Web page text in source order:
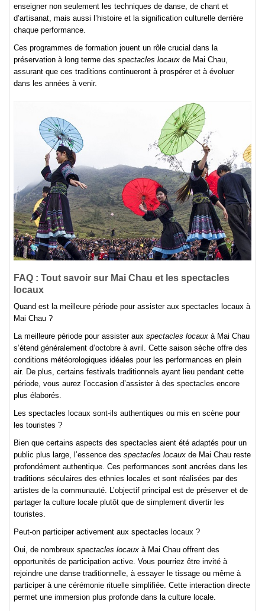
enseigner non seulement les techniques de danse, de chant et
d’artisanat, mais aussi l’histoire et la signification culturelle derrière
chaque performance.
Ces programmes de formation jouent un rôle crucial dans la
préservation à long terme des spectacles locaux de Mai Chau,
assurant que ces traditions continueront à prospérer et à évoluer
dans les années à venir.
FAQ : Tout savoir sur Mai Chau et les spectacles
locaux
Quand est la meilleure période pour assister aux spectacles locaux à
Mai Chau ?
La meilleure période pour assister aux spectacles locaux à Mai Chau
s’étend généralement d’octobre à avril. Cette saison sèche offre des
conditions météorologiques idéales pour les performances en plein
air. De plus, certains festivals traditionnels ayant lieu pendant cette
période, vous aurez l’occasion d’assister à des spectacles encore
plus élaborés.
Les spectacles locaux sont-ils authentiques ou mis en scène pour
les touristes ?
Bien que certains aspects des spectacles aient été adaptés pour un
public plus large, l’essence des spectacles locaux de Mai Chau reste
profondément authentique. Ces performances sont ancrées dans les
traditions séculaires des ethnies locales et sont réalisées par des
artistes de la communauté. L’objectif principal est de préserver et de
partager la culture locale plutôt que de simplement divertir les
touristes.
Peut-on participer activement aux spectacles locaux ?
Oui, de nombreux spectacles locaux à Mai Chau offrent des
opportunités de participation active. Vous pourriez être invité à
rejoindre une danse traditionnelle, à essayer le tissage ou même à
participer à une cérémonie rituelle simplifiée. Cette interaction directe
permet une immersion plus profonde dans la culture locale.